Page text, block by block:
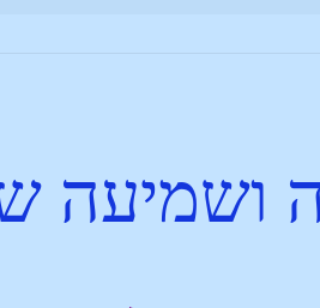
ושמיעה